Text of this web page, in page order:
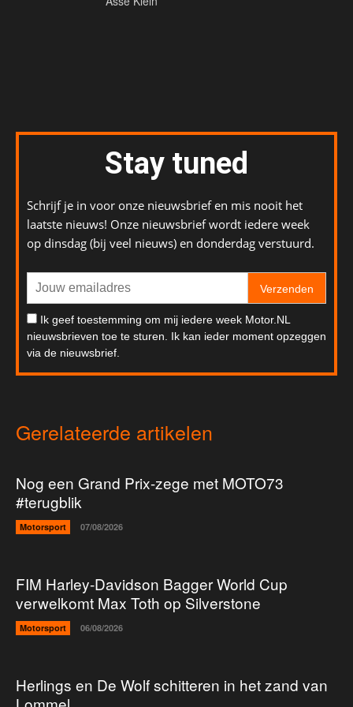
Stay tuned
Schrijf je in voor onze nieuwsbrief en mis nooit het
laatste nieuws! Onze nieuwsbrief wordt iedere week
op dinsdag (bij veel nieuws) en donderdag verstuurd.
Verzenden
Ik geef toestemming om mij iedere week Motor.NL
nieuwsbrieven toe te sturen. Ik kan ieder moment opzeggen
via de nieuwsbrief.
Gerelateerde artikelen
Nog een Grand Prix-zege met MOTO73
#terugblik
Motorsport 07/08/2026
FIM Harley-Davidson Bagger World Cup
verwelkomt Max Toth op Silverstone
Motorsport 06/08/2026
Herlings en De Wolf schitteren in het zand van